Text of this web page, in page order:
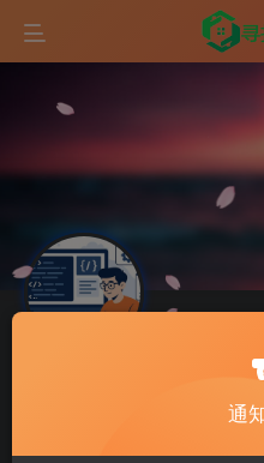
极好 ·
With the wonder of your love,
通